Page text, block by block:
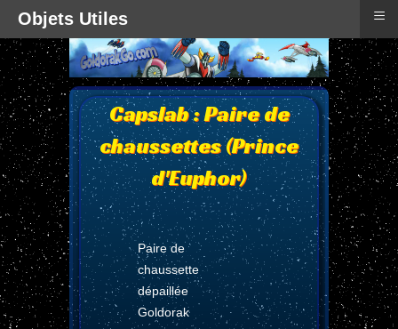
Capslab : Paire de
chaussettes (Prince
d'Euphor)
Paire de
chaussette
dépaillée
Goldorak
Objets Utiles ≡